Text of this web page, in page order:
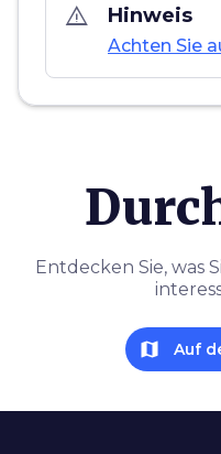
warning_amber Hinweis
Achten Sie
Entdecken Sie, was
map Auf